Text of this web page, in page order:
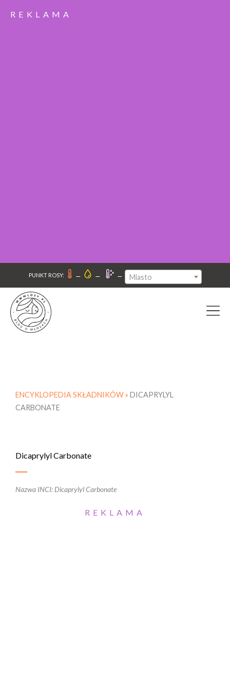
REKLAMA
PUNKT ROSY: – – – Miasto
ENCYKLOPEDIA SKŁADNIKÓW » DICAPRYLYL
CARBONATE
Dicaprylyl Carbonate
Nazwa INCI: Dicaprylyl Carbonate
REKLAMA